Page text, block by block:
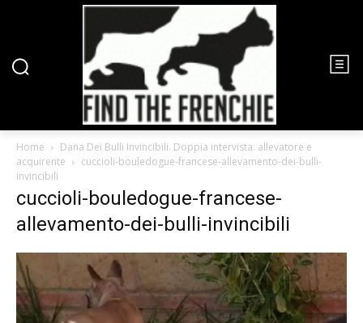
Home
Dana Dei Bulli Invincibili. Doppia intervista: allevatore e
acquirente
cuccioli-bouledogue-francese-allevamento-dei-bulli-
invincibili
cuccioli-bouledogue-francese-
allevamento-dei-bulli-invincibili